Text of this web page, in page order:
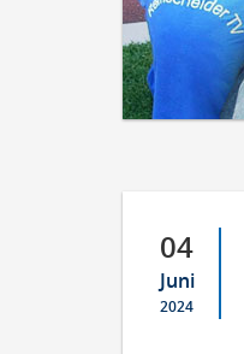
04
Juni
2024